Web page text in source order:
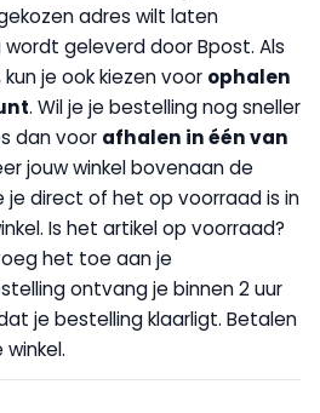
adres wilt laten
geleverd door Bpost. Als
je ook kiezen voor ophalen
. Wil je je bestelling nog sneller
dan voor afhalen in één van
jouw winkel bovenaan de
je direct of het op voorraad is in
Is het artikel op voorraad?
het toe aan je
ontvang je binnen 2 uur
je bestelling klaarligt. Betalen